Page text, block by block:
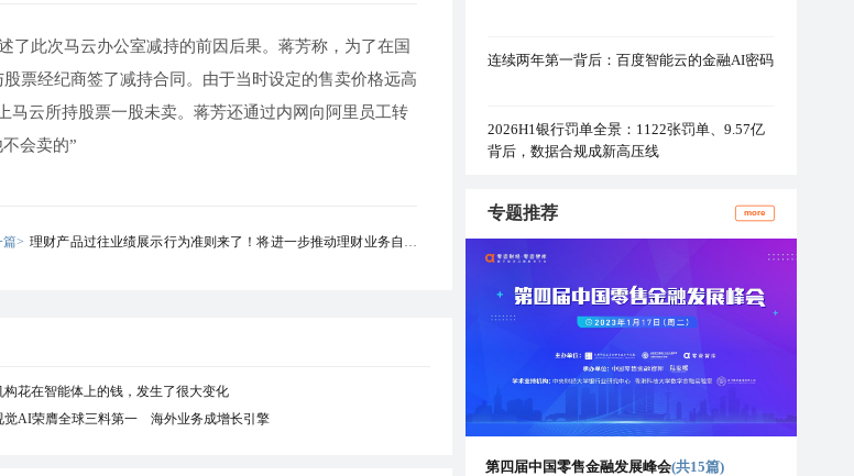
了此次马云办公室减持的前因后果。蒋芳称，为了在国
票经纪商签了减持合同。由于当时设定的售卖价格远高
云所持股票一股未卖。蒋芳还通过内网向阿里员工转
会卖的”
篇> 理财产品过往业绩展示行为准则来了！将进一步推动理财业务自律
构花在智能体上的钱，发生了很大变化
觉AI荣膺全球三料第一 海外业务成增长引擎
连续两年第一背后：百度智能云的金融AI密码
2026H1银行罚单全景：1122张罚单、9.57亿
背后，数据合规成新高压线
专题推荐 more
第四届中国零售金融发展峰会(共15篇)